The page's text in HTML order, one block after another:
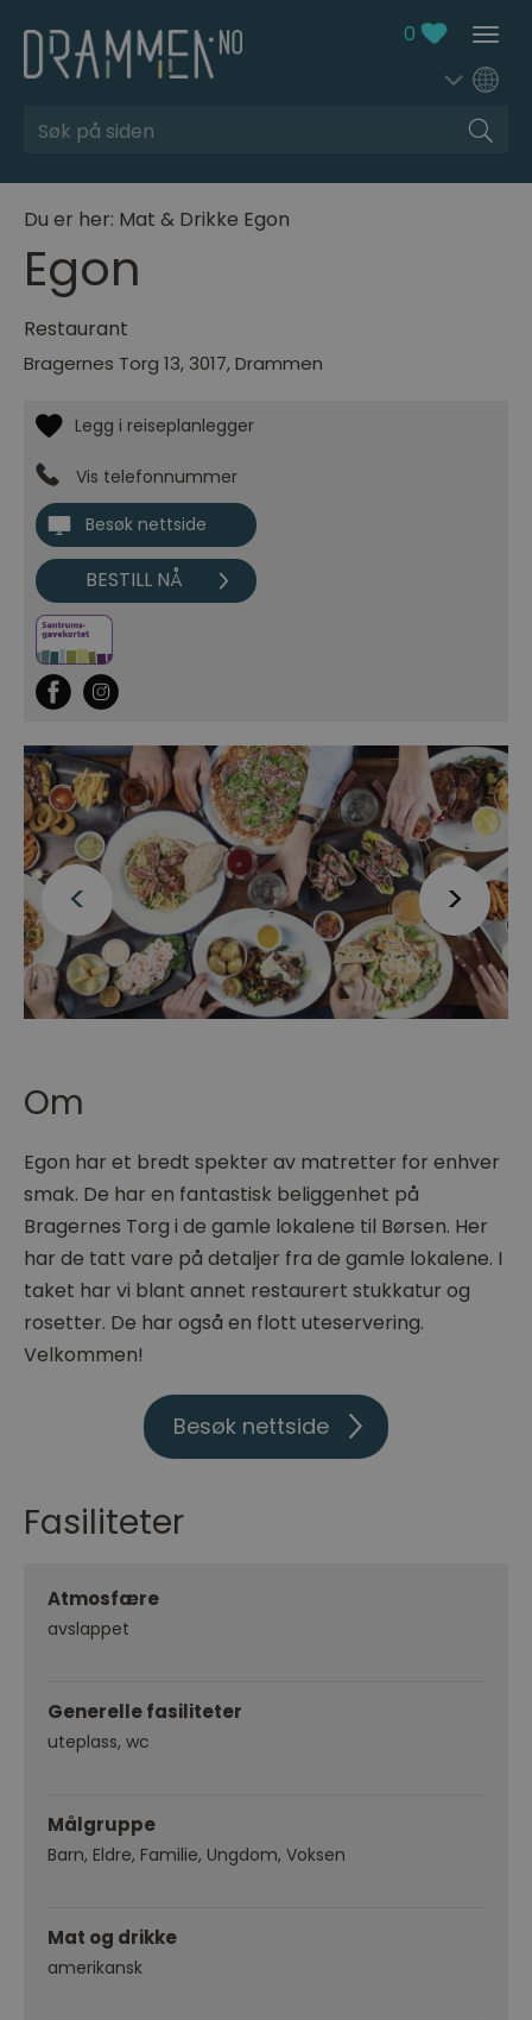
0
Søk
Du er her: Mat & Drikke Egon
Egon
Restaurant
Bragernes Torg 13, 3017,Drammen
Vis telefonnummer
Besøk nettside
Om
Egon har et bredt spekter av matretter for enhver
smak. De har en fantastisk beliggenhet på
Bragernes Torg i de gamle lokalene til Børsen. Her
har de tatt vare på detaljer fra de gamle lokalene. I
taket har vi blant annet restaurert stukkatur og
rosetter. De har også en flott uteservering.
Velkommen!
Besøk nettside
Fasiliteter
Atmosfære
avslappet
Generelle fasiliteter
uteplass wc
Målgruppe
Barn Eldre Familie Ungdom Voksen
Mat og drikke
amerikansk